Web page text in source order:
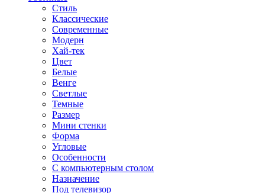
Стиль
Классические
Современные
Модерн
Хай-тек
Цвет
Белые
Венге
Светлые
Темные
Размер
Мини стенки
Форма
Угловые
Особенности
С компьютерным столом
Назначение
Под телевизор